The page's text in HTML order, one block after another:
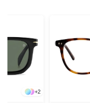
+2